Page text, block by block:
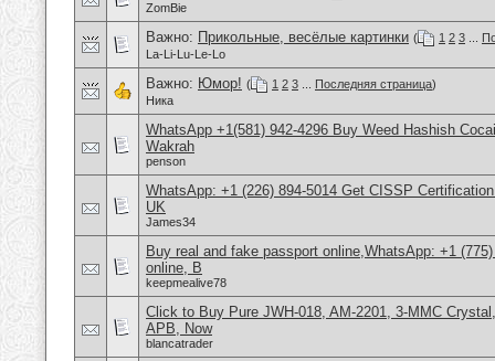
ZomBie
Важно: Прикольные, весёлые картинки ( 1 2 3
La-Li-Lu-Le-Lo
Важно: Юмор! ( 1 2 3 Последняя страница)
Ника
WhatsApp +1(581) 942-4296 Buy Weed Hashish
Wakrah
penson
WhatsApp: +1 (226) 894-5014​ Get CISSP
UK
James34
Buy real and fake passport online,WhatsApp: +1
online, B
keepmealive78
Click to Buy Pure JWH-018, AM-2201, 3-MMC
APB, Now
blancatrader